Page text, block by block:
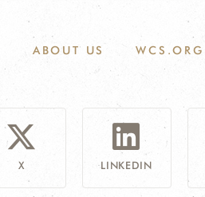
ABOUT US WCS.ORG
X LINKEDIN